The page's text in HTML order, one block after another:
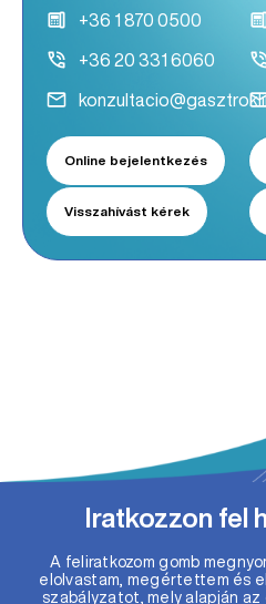
+36 1 870 0500
+36 20 331 6060
Online bejelentkezés
Visszahívást kérek
Iratkozzon fel
A feliratkozom gomb
elolvastam, megértettem és
szabályzatot , mely alapján